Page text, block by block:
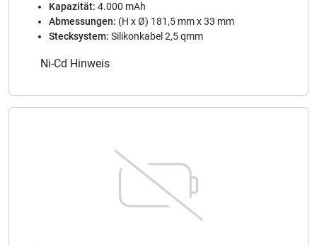
Kapazität: 4.000 mAh
Abmessungen: (H x Ø) 181,5 mm x 33 mm
Stecksystem: Silikonkabel 2,5 qmm
Ni-Cd Hinweis